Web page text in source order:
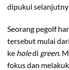
dipukul
Seorang pegolf
tersebut mulai dari
ke holedi green.
fokus dan